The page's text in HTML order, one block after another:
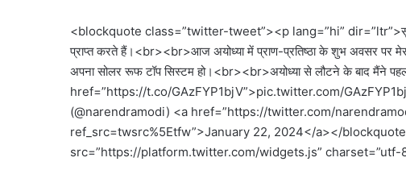
<blockquote class=”twitter-tweet”><p lang=”hi”
प्राप्त करते हैं।<br><br>आज अयोध्या में प्राण-प्रतिष्ठा के शुभ अवसर पर
अपना सोलर रूफ टॉप सिस्टम हो।<br><br>अयोध्या से लौटने के बाद मैंने
href=”https://t.co/GAzFYP1bjV”>pic.twitter.com/
(@narendramodi) <a href=”https://twitter.com/
ref_src=twsrc%5Etfw”>January 22, 2024</a></
src=”https://platform.twitter.com/widgets.js” charset=”utf-